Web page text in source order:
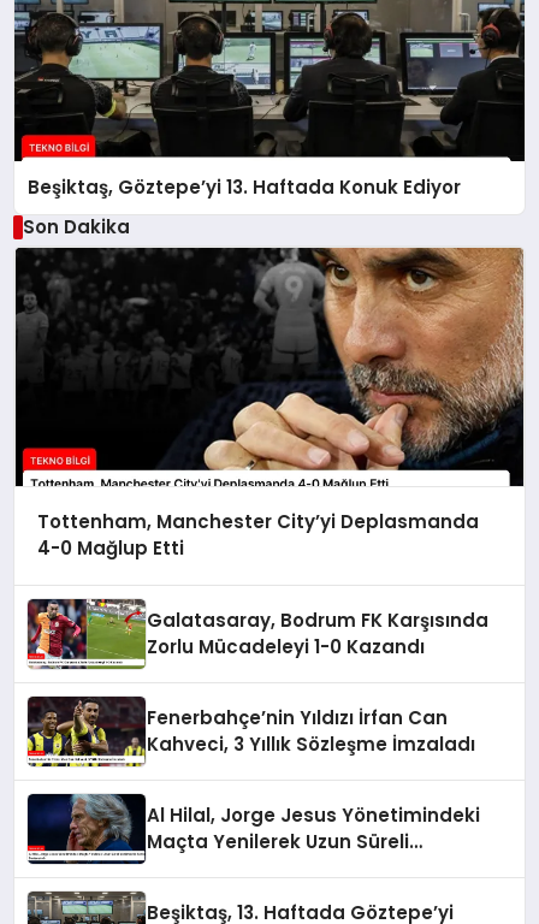
Beşiktaş, Göztepe’yi 13. Haftada Konuk Ediyor
Son Dakika
Tottenham, Manchester City’yi Deplasmanda
4-0 Mağlup Etti
Galatasaray, Bodrum FK Karşısında
Zorlu Mücadeleyi 1-0 Kazandı
Fenerbahçe’nin Yıldızı İrfan Can
Kahveci, 3 Yıllık Sözleşme İmzaladı
Al Hilal, Jorge Jesus Yönetimindeki
Maçta Yenilerek Uzun Süreli
Beşiktaş, 13. Haftada Göztepe’yi